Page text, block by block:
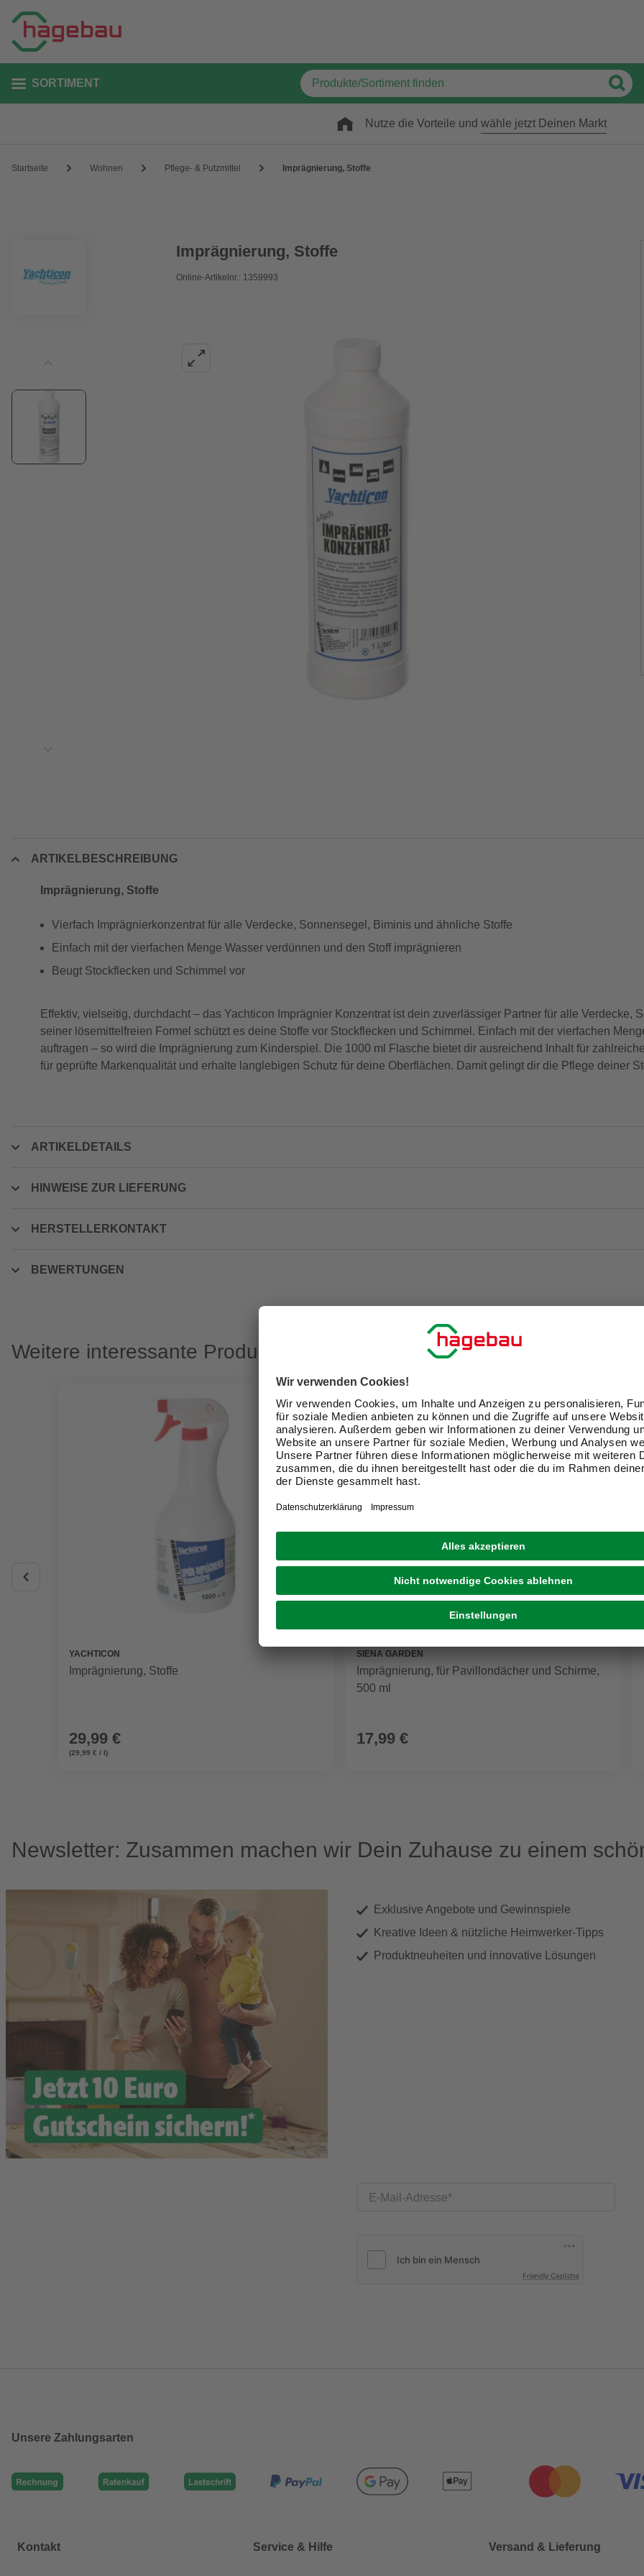
SORTIMENT
Nutze die Vorteile und wähle jetzt Deinen Markt
Startseite Wohnen Pflege- & Putzmittel Imprägnierung, Stoffe
Imprägnierung, Stoffe
Online-Artikelnr.: 1359993
ARTIKELBESCHREIBUNG
Imprägnierung, Stoffe
Vierfach Imprägnierkonzentrat für alle Verdecke, Sonnensegel, Biminis und ähnliche Stoffe
Einfach mit der vierfachen Menge Wasser verdünnen und den Stoff imprägnieren
Beugt Stockflecken und Schimmel vor
Effektiv, vielseitig, durchdacht – das Yachticon Imprägnier Konzentrat ist dein zuverlässiger Partner für alle Verdecke,
seiner lösemittelfreien Formel schützt es deine Stoffe vor Stockflecken und Schimmel. Einfach mit der vierfachen
auftragen – so wird die Imprägnierung zum Kinderspiel. Die 1000 ml Flasche bietet dir ausreichend Inhalt für
für geprüfte Markenqualität und erhalte langlebigen Schutz für deine Oberflächen. Damit gelingt dir die Pflege deiner
ARTIKELDETAILS
HINWEISE ZUR LIEFERUNG
HERSTELLERKONTAKT
BEWERTUNGEN
Weitere interessante Produkte
YACHTICON
Imprägnierung, Stoffe
29,99 €
(29,99 € / l)
SIENA GARDEN
Imprägnierung, für Pavillondächer und Schirme,
500 ml
17,99 €
Newsletter: Zusammen machen wir Dein Zuhause zu einem
Exklusive Angebote und Gewinnspiele
Kreative Ideen & nützliche Heimwerker-Tipps
Produktneuheiten und innovative Lösungen
E-Mail-Adresse
Friendly Captcha
Unsere Zahlungsarten
Kontakt Service & Hilfe Versand & Lieferung